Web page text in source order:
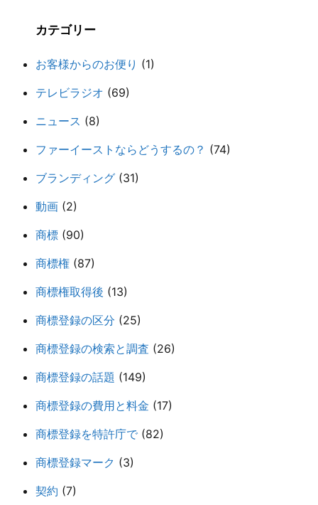
カテゴリー
お客様からのお便り (1)
テレビラジオ (69)
ニュース (8)
ファーイーストならどうするの？ (74)
ブランディング (31)
動画 (2)
商標 (90)
商標権 (87)
商標権取得後 (13)
商標登録の区分 (25)
商標登録の検索と調査 (26)
商標登録の話題 (149)
商標登録の費用と料金 (17)
商標登録を特許庁で (82)
商標登録マーク (3)
契約 (7)